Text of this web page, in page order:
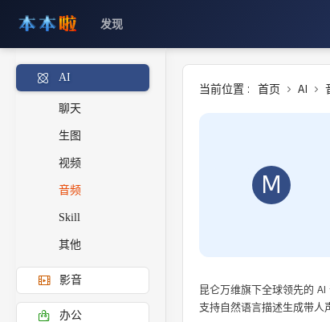
发现
AI
聊天
生图
视频
音频
Skill
其他
影音
办公
当前位置 : 首页 AI
M
昆仑万维旗下全球领先的
支持自然语言描述生成带人